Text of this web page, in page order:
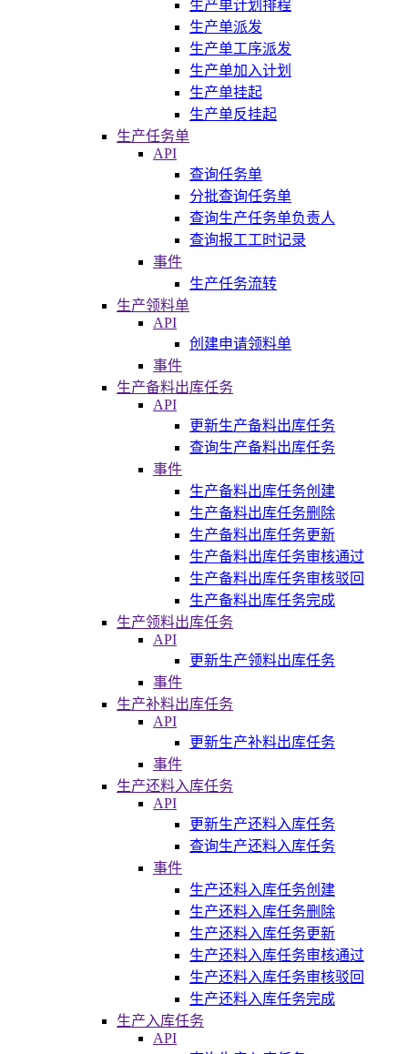
生产单计划排程
生产单派发
生产单工序派发
生产单加入计划
生产单挂起
生产单反挂起
生产任务单
API
查询任务单
分批查询任务单
查询生产任务单负责人
查询报工工时记录
事件
生产任务流转
生产领料单
API
创建申请领料单
事件
生产备料出库任务
API
更新生产备料出库任务
查询生产备料出库任务
事件
生产备料出库任务创建
生产备料出库任务删除
生产备料出库任务更新
生产备料出库任务审核通过
生产备料出库任务审核驳回
生产备料出库任务完成
生产领料出库任务
API
更新生产领料出库任务
事件
生产补料出库任务
API
更新生产补料出库任务
事件
生产还料入库任务
API
更新生产还料入库任务
查询生产还料入库任务
事件
生产还料入库任务创建
生产还料入库任务删除
生产还料入库任务更新
生产还料入库任务审核通过
生产还料入库任务审核驳回
生产还料入库任务完成
生产入库任务
API